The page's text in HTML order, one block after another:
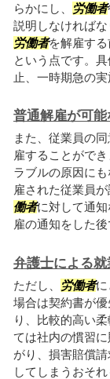
らかにし、
労働者
説明しなければ
労働者を解雇す
という点です。
止、一時期急の
普通解雇が可
また、従業員の
雇することがで
ラブルの原因に
雇された従業員
働者に対して通
雇の通知をした
弁護士による
ただし、 労働者に
場合は契約書が
り、比較的高い
ては社内の慣習
がり、損害賠償
してしまうおそ